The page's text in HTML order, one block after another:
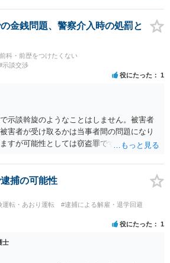
満だと、不同意わいせつ罪（176条3項）
によって、会社PCの押収の可能性も変わって
しては、 所持罪だけであれば、 弁護士に相
端末を持って、警察相談に出向いておけば
と思います。 不同意わいせつ罪（176条3
しても、自宅等の捜索差押等が行われる可
金銭問題、警察介入時の処罰と
科・前歴をつけたくない
示談交渉
役にたった 1
示談斡旋のようなことはしません。被害者
害者が受け取るかは当事者間の問題になり
すが可能性としては窃盗罪ですので、逮捕
捕の可能性
運転・あおり運転
#逮捕による解雇・退学回避
役にたった 1
士